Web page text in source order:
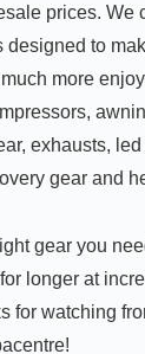
prices. We
designed to
more
exhausts,
gear and
gear you
longer at
for watching